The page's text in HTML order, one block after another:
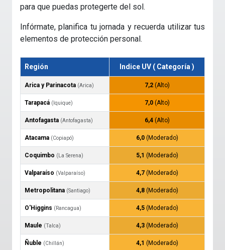
para que puedas protegerte del sol.
Infórmate, planifica tu jornada y recuerda utilizar tus
elementos de protección personal.
Región Indice UV ( Categoría )
Arica y Parinacota (Arica) 7,2(Alto)
Tarapacá (Iquique) 7,0(Alto)
Antofagasta (Antofagasta) 6,4(Alto)
Atacama (Copiapó) 6,0(Moderado)
Coquimbo (La Serena) 5,1 (Moderado)
Valparaíso (Valparaíso) 4,7(Moderado)
Metropolitana (Santiago) 4,8(Moderado)
O'Higgins (Rancagua) 4,5(Moderado)
Maule (Talca) 4,3(Moderado)
Ñuble (Chillán) 4,1 (Moderado)